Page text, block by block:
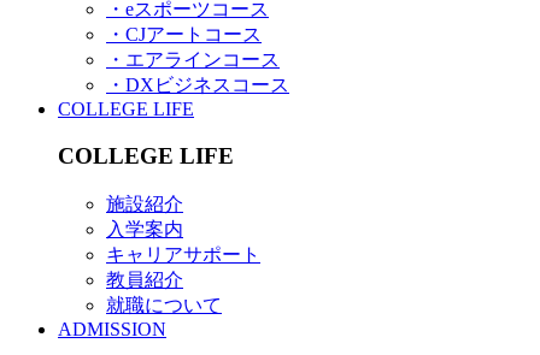
・eスポーツコース
・CJアートコース
・エアラインコース
・DXビジネスコース
COLLEGE LIFE
COLLEGE LIFE
施設紹介
入学案内
キャリアサポート
教員紹介
就職について
ADMISSION